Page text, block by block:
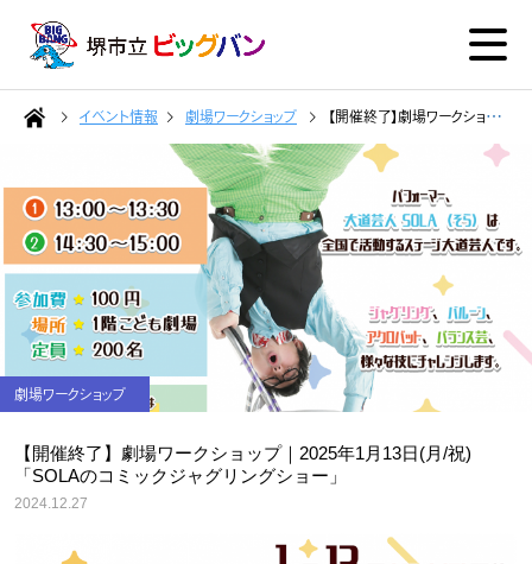
イベント情報 劇場ワークショップ 【開催終了】劇場ワークショップ｜2025年1月13日(月/祝)「SOLAのコミックジャグリングショー」
劇場ワークショップ
【開催終了】劇場ワークショップ｜2025年1月13日(月/祝)
「SOLAのコミックジャグリングショー」
2024.12.27